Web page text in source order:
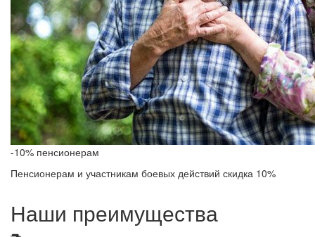
-10% пенсионерам
Пенсионерам и участникам боевых действий скидка 10%
Наши преимущества